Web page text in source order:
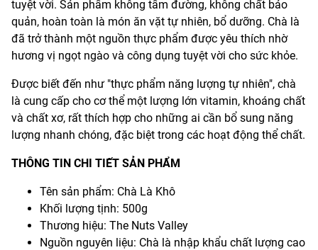
tuyệt vời. Sản phẩm không tẩm đường, không chất bảo
quản, hoàn toàn là món ăn vặt tự nhiên, bổ dưỡng. Chà là
đã trở thành một nguồn thực phẩm được yêu thích nhờ
hương vị ngọt ngào và công dụng tuyệt vời cho sức khỏe.
Được biết đến như "thực phẩm năng lượng tự nhiên", chà
là cung cấp cho cơ thể một lượng lớn vitamin, khoáng chất
và chất xơ, rất thích hợp cho những ai cần bổ sung năng
lượng nhanh chóng, đặc biệt trong các hoạt động thể chất.
THÔNG TIN CHI TIẾT SẢN PHẨM
Tên sản phẩm: Chà Là Khô
Khối lượng tịnh: 500g
Thương hiệu: The Nuts Valley
Nguồn nguyên liệu: Chà là nhập khẩu chất lượng cao